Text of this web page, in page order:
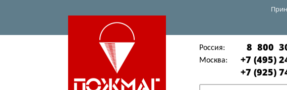
Россия: 8 800
Москва:
+7 (495)
+7 (925)